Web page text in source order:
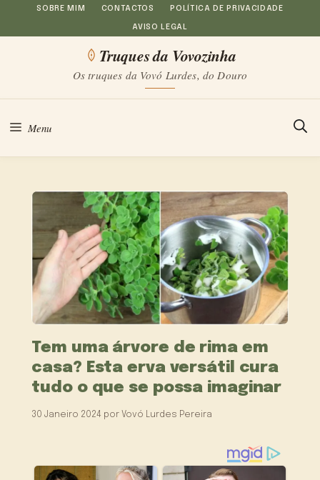
Saltar
para
conteúdo
SOBRE MIM CONTACTOS POLÍTICA DE PRIVACIDADE
AVISO LEGAL
Truques da Vovozinha
Os truques da Vovó Lurdes, do Douro
Menu
Tem uma árvore de rima em
casa? Esta erva versátil cura
tudo o que se possa imaginar
30 Janeiro 2024 por Vovó Lurdes Pereira